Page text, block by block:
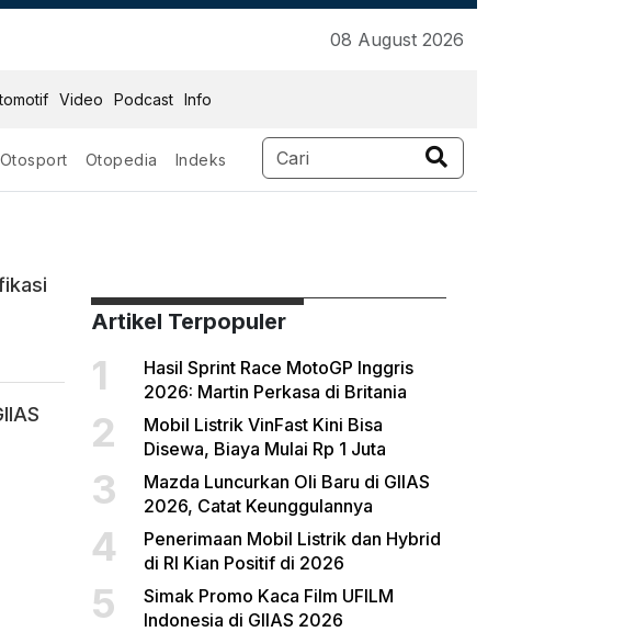
08 August 2026
Video Podcast Info
Otosport Otopedia Indeks
Artikel Terpopuler
1
Hasil Sprint Race MotoGP Inggris
2026: Martin Perkasa di Britania
2
Mobil Listrik VinFast Kini Bisa
Disewa, Biaya Mulai Rp 1 Juta
3
Mazda Luncurkan Oli Baru di GIIAS
2026, Catat Keunggulannya
4
Penerimaan Mobil Listrik dan Hybrid
di RI Kian Positif di 2026
5
Simak Promo Kaca Film UFILM
Indonesia di GIIAS 2026